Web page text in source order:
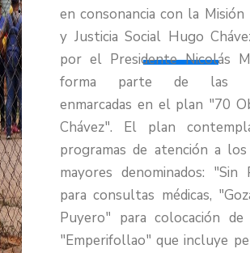
en consonancia con la Misión
y Justicia Social Hugo
por el Presidente Nicolás
forma parte de las
enmarcadas en el plan "70
Chávez". El plan
programas de atención a
mayores denominados: "Sin
para consultas médicas,
Puyero" para colocación de
"Emperifollao" que incluye